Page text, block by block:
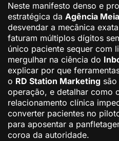
Neste manifesto denso e
estratégica da Agência
desvendar a mecânica
faturam múltiplos dígitos
único paciente sequer com
mergulhar na ciência do
explicar por que
o RD Station Marketing
operação, e detalhar como
relacionamento clínica
converter pacientes no
para aposentar a
coroa da autoridade.